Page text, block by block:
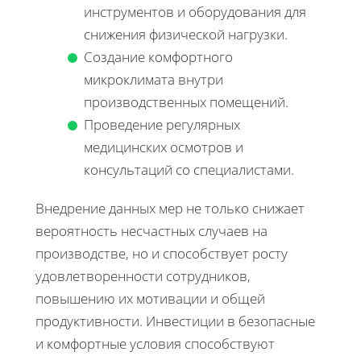
инструментов и оборудования для
снижения физической нагрузки.
Создание комфортного
микроклимата внутри
производственных помещений.
Проведение регулярных
медицинских осмотров и
консультаций со специалистами.
Внедрение данных мер не только снижает
вероятность несчастных случаев на
производстве, но и способствует росту
удовлетворенности сотрудников,
повышению их мотивации и общей
продуктивности. Инвестиции в безопасные
и комфортные условия способствуют